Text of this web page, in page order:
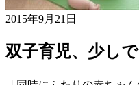
2015年9月21日
双子育児、少し